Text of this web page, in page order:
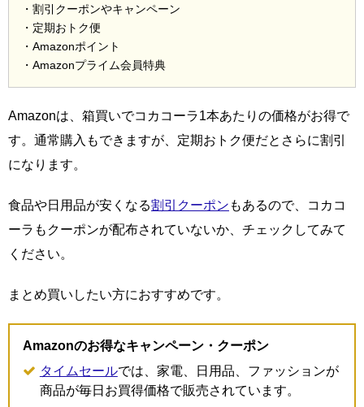
・割引クーポンやキャンペーン
・定期おトク便
・Amazonポイント
・Amazonプライム会員特典
Amazonは、箱買いでコカコーラ1本あたりの価格がお得で
す。通常購入もできますが、定期おトク便だとさらに割引
になります。
食品や日用品が安くなる割引クーポン もあるので、コカコ
ーラもクーポンが配布されていないか、チェックしてみて
ください。
まとめ買いしたい方におすすめです。
Amazonのお得なキャンペーン・クーポン
タイムセールでは、家電、日用品、ファッションが
商品が毎日お買得価格で販売されています。